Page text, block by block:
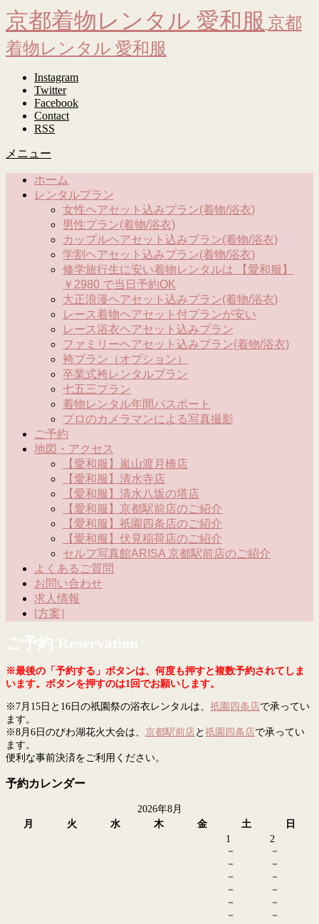
京都着物レンタル 愛和服 京都
着物レンタル 愛和服
Instagram
Twitter
Facebook
Contact
RSS
メニュー
ホーム
レンタルプラン
女性ヘアセット込みプラン(着物/浴衣)
男性プラン(着物/浴衣)
カップルヘアセット込みプラン(着物/浴衣)
学割ヘアセット込みプラン(着物/浴衣)
修学旅行生に安い着物レンタルは 【愛和服】
￥2980 で当日予約OK
大正浪漫ヘアセット込みプラン(着物/浴衣)
レース着物ヘアセット付プランが安い
レース浴衣ヘアセット込みプラン
ファミリーヘアセット込みプラン(着物/浴衣)
袴プラン（オプション）
卒業式袴レンタルプラン
七五三プラン
着物レンタル年間パスポート
プロのカメラマンによる写真撮影
ご予約
地図・アクセス
【愛和服】嵐山渡月橋店
【愛和服】清水寺店
【愛和服】清水八坂の塔店
【愛和服】京都駅前店のご紹介
【愛和服】祇園四条店のご紹介
【愛和服】伏見稲荷店のご紹介
セルフ写真館ARISA 京都駅前店のご紹介
よくあるご質問
お問い合わせ
求人情報
[方案]
ご予約 Reservation
※最後の「予約する」ボタンは、何度も押すと複数予約されてしま
います。ボタンを押すのは1回でお願いします。
※7月15日と16日の祇園祭の浴衣レンタルは、 祇園四条店で承ってい
ます。
※8月6日のびわ湖花火大会は、 京都駅前店 と 祇園四条店で承ってい
ます。
便利な事前決済をご利用ください。
予約カレンダー
2026年8月
月
火 水 木 金 土
日
1
－
－
－
－
－
－
2
－
－
－
－
－
－